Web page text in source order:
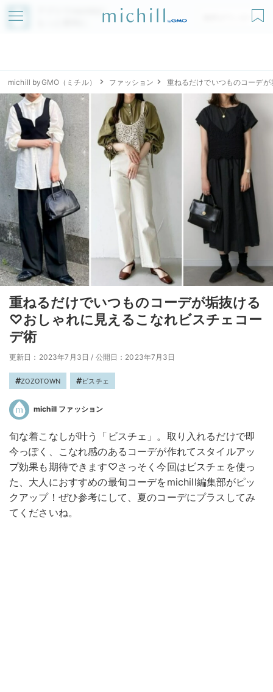
アプリでmichillが
無料ダウンロード
michill byGMO（ミチル） ファッション 重ねるだけでいつものコーデ
重ねるだけでいつものコーデが垢抜ける
♡おしゃれに見えるこなれビスチェコー
デ術
更新日：2023年7月3日 / 公開日：2023年7月3日
ZOZOTOWN ビスチェ
michill ファッション
旬な着こなしが叶う「ビスチェ」。取り入れるだけで即
今っぽく、こなれ感のあるコーデが作れてスタイルアッ
プ効果も期待できます♡さっそく今回はビスチェを使っ
た、大人におすすめの最旬コーデをmichill編集部がピッ
クアップ！ぜひ参考にして、夏のコーデにプラスしてみ
てくださいね。